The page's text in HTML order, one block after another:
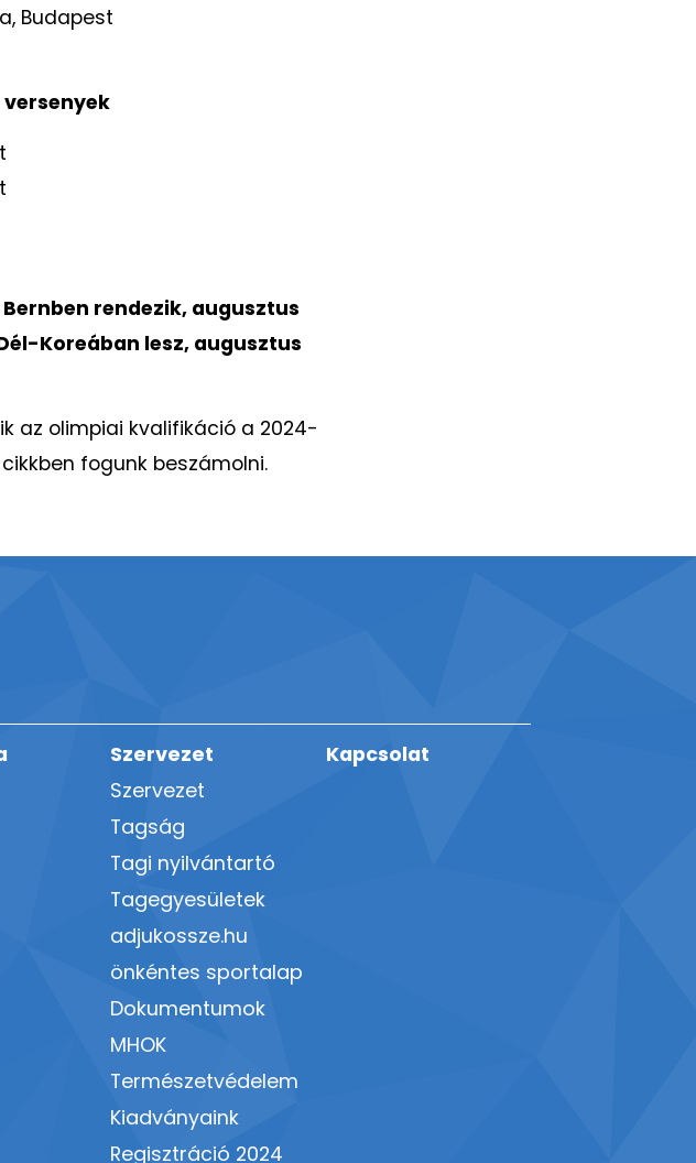
Budapest
rendezik, augusztus
Koreában lesz, augusztus
az olimpiai kvalifikáció a 2024-
fogunk beszámolni.
Szervezet
Szervezet
Tagság
Tagi nyilvántartó
Tagegyesületek
adjukossze.hu
önkéntes sportalap
Dokumentumok
MHOK
Természetvédelem
Kiadványaink
Regisztráció 2024
Kapcsolat